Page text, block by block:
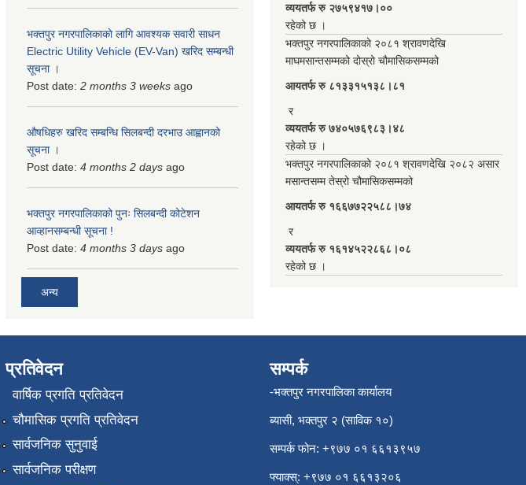
भक्तपुर नगरपालिकाकाे लागि आवश्यक सवारी साधन
Electric Utility Vehicle (EV-Van) खरिद सम्बन्धी
सूचना ।
Post date: 2 months 3 weeks ago
औषधिहरु खरिद सम्बन्धि सिलबन्दी दरभाउ आह्वानको
सूचना ।
Post date: 4 months 2 days ago
भक्तपुर नगरपालिकाको पुनः सिलबन्दी कोटेशन
आव्हानसम्बन्धी सूचना !
Post date: 4 months 3 days ago
अन्य
व्ययतर्फ रु २७५९४१७।००
रहेको छ ।
भक्तपुर नगरपालिकाको २०८१ श्रावणदेखि
माघमसान्तसम्मको दोस्रो चौमासिकसम्मको
आयतर्फ रु‌ ८१३३१५१३८।८१
र
व्ययतर्फ रु ७४०५७६९८३।४८
रहेको छ ।
भक्तपुर नगरपालिकाको २०८१ श्रावणदेखि २०८२ असार
मसान्तसम्म तेस्रो चौमासिकसम्मको
आयतर्फ रु‌ १६६७७२२५८८।७४
र
व्ययतर्फ रु १६१४५२२८६८।०८
रहेको छ ।
प्रतिवेदन
वार्षिक प्रगति प्रतिवेदन
चौमासिक प्रगति प्रतिवेदन
सार्वजनिक सुनुवाई
सार्वजनिक परीक्षण
सम्पर्क
-भक्तपुर नगरपालिका कार्यालय
ब्यासी, भक्तपुर २ (साविक १०)
सम्पर्क फोन: +९७७ ०१ ६६१३९५७
फ्याक्स्: +९७७ ०१ ६६१३२०६